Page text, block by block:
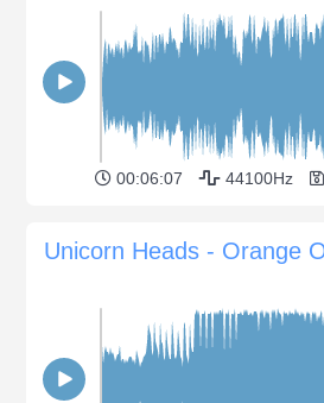
00:06:07 44100Hz
Unicorn Heads - Orange